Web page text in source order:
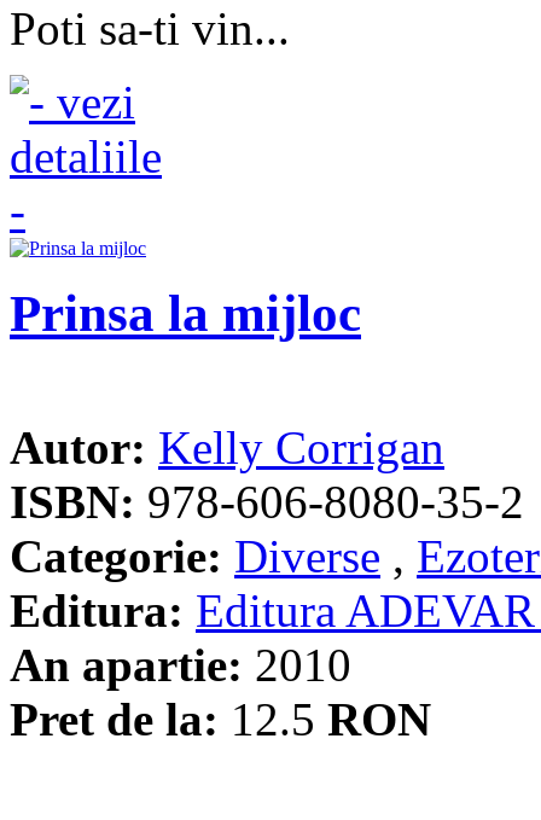
Poti sa-ti vin...
Prinsa la mijloc
Autor: Kelly Corrigan
ISBN: 978-606-8080-35-2
Categorie: Diverse ,
Editura: Editura
An apartie: 2010
Pret de la: 12.5 RON